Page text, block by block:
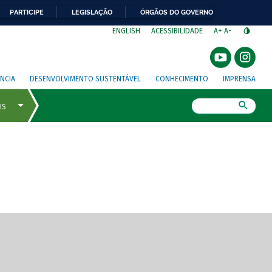
PARTICIPE LEGISLAÇÃO ÓRGÃOS DO GOVERNO
ENGLISH ACESSIBILIDADE A+ A-
DESENVOLVIMENTO SUSTENTÁVEL CONHECIMENTO IMPRENSA
de tela